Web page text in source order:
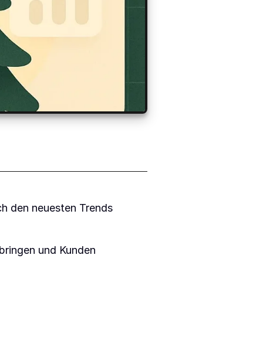
den neuesten Trends
und Kunden